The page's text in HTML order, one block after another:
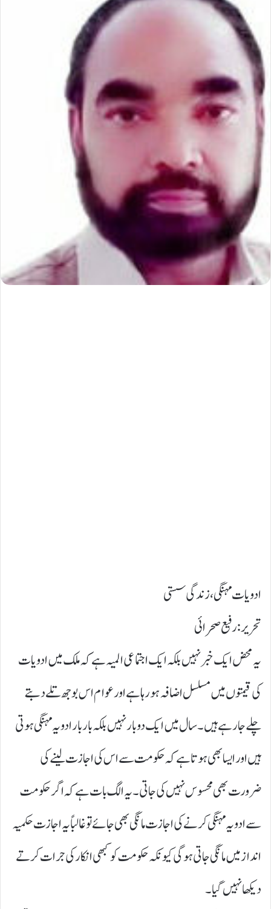
ادویات مہنگی، زندگی سستی
تحریر: رفیع صحرائی
یہ محض ایک خبر نہیں بلکہ ایک اجتماعی المیہ ہے کہ ملک میں ادویات
کی قیمتوں میں مسلسل اضافہ ہو رہا ہے اور عوام اس بوجھ تلے دبتے
چلے جا رہے ہیں۔ سال میں ایک دو بار نہیں بلکہ بار بار ادویہ مہنگی ہوتی
ہیں اور ایسا بھی ہوتا ہے کہ حکومت سے اس کی اجازت لینے کی
ضرورت بھی محسوس نہیں کی جاتی۔ یہ الگ بات ہے کہ اگر حکومت
سے ادویہ مہنگی کرنے کی اجازت مانگی بھی جائے تو غالباً یہ اجازت حکمیہ
انداز میں مانگی جاتی ہو گی کیونکہ حکومت کو کبھی انکار کی جرات کرتے
دیکھا نہیں گیا۔